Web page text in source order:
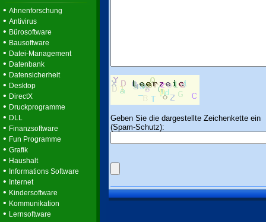
• Ahnenforschung
• Antivirus
• Bürosoftware
• Bausoftware
• Datei-Management
• Datenbank
• Datensicherheit
• Desktop
• DirectX
• Druckprogramme
• DLL
• Finanzsoftware
• Fun Programme
• Grafik
• Haushalt
• Informations Software
• Internet
• Kindersoftware
• Kommunikation
• Lernsoftware
Geben Sie die dargestellte Zeichenkette ein
(Spam-Schutz):